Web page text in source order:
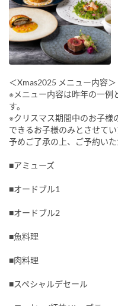
＜Xmas2025 メニュー内容＞
※メニュー内容は昨年の一例
す。
※クリスマス期間中のお子様
できるお子様のみとさせてい
予めご了承の上、ご予約い
■アミューズ
■オードブル1
■オードブル2
■魚料理
■肉料理
■スペシャルデセール